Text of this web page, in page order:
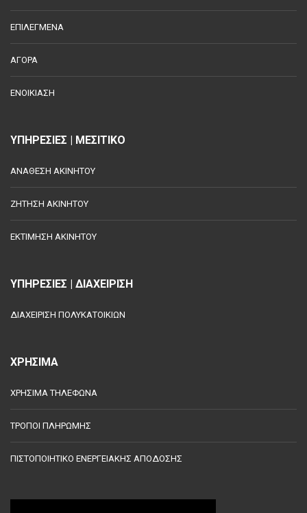
ΕΠΙΛΕΓΜΕΝΑ
ΑΓΟΡΑ
ΕΝΟΙΚΙΑΣΗ
ΥΠΗΡΕΣΙΕΣ | ΜΕΣΙΤΙΚΟ
ΑΝΑΘΕΣΗ ΑΚΙΝΗΤΟΥ
ΖΗΤΗΣΗ ΑΚΙΝΗΤΟΥ
ΕΚΤΙΜΗΣΗ ΑΚΙΝΗΤΟΥ
ΥΠΗΡΕΣΙΕΣ | ΔΙΑΧΕΙΡΙΣΗ
ΔΙΑΧΕΙΡΙΣΗ ΠΟΛΥΚΑΤΟΙΚΙΩΝ
ΧΡΗΣΙΜΑ
ΧΡΗΣΙΜΑ ΤΗΛΕΦΩΝΑ
ΤΡΟΠΟΙ ΠΛΗΡΩΜΗΣ
ΠΙΣΤΟΠΟΙΗΤΙΚΟ ΕΝΕΡΓΕΙΑΚΗΣ ΑΠΟΔΟΣΗΣ